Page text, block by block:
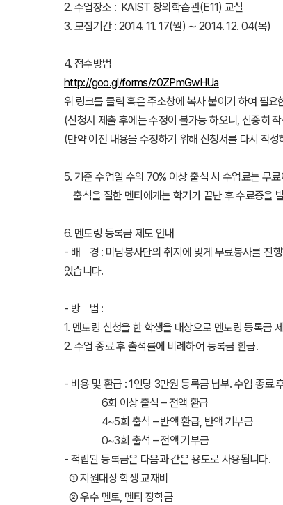
2. 수업장소 : KAIST 창의학습관(E11) 교실
3. 모집기간 : 2014. 11. 17(월) ∼ 2014. 12. 04(목)
4. 접수방법
http://goo.gl/forms/z0ZPmGwHUa
위 링크를 클릭 혹은 주소창에 복사 붙이기 하여 필요
(신청서 제출 후에는 수정이 불가능 하오니, 신중히
(만약 이전 내용을 수정하기 위해 신청서를 다시 작
5. 기준 수업일 수의 70% 이상 출석 시 수업료는 무료
출석을 잘한 멘티에게는 학기가 끝난 후 수료증을
6. 멘토링 등록금 제도 안내
- 배 경 : 미담봉사단의 취지에 맞게 무료봉사를 진
었습니다.
- 방 법 :
1. 멘토링 신청을 한 학생을 대상으로 멘토링 등록
2. 수업 종료 후 출석률에 비례하여 등록금 환급.
- 비용 및 환급 : 1인당 3만원 등록금 납부. 수업 종료
6회 이상 출석 – 전액 환급
4~5회 출석 – 반액 환급, 반액 기부금
0~3회 출석 – 전액 기부금
- 적립된 등록금은 다음과 같은 용도로 사용됩니다.
① 지원대상 학생 교재비
② 우수 멘토, 멘티 장학금